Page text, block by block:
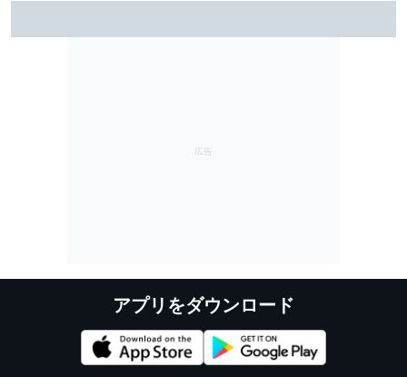
アプリをダウンロード